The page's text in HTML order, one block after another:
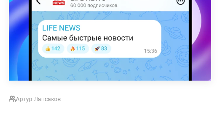
Артур Лапсаков